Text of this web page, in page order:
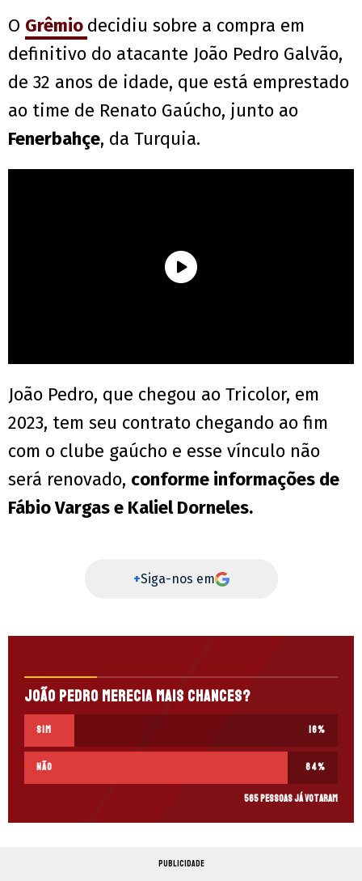
O Grêmio decidiu sobre a compra em
definitivo do atacante João Pedro Galvão,
de 32 anos de idade, que está emprestado
ao time de Renato Gaúcho, junto ao
Fenerbahçe, da Turquia.
João Pedro, que chegou ao Tricolor, em
2023, tem seu contrato chegando ao fim
com o clube gaúcho e esse vínculo não
será renovado, conforme informações de
Fábio Vargas e Kaliel Dorneles.
+Siga-nos em
João Pedro merecia mais chances?
Sim 16%
Não 84%
565 pessoas já votaram
PUBLICIDADE